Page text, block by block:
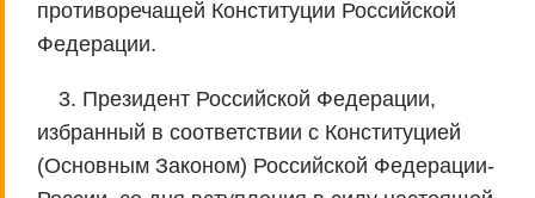
противоречащей Конституции Российской
Федерации.
3. Президент Российской Федерации,
избранный в соответствии с Конституцией
(Основным Законом) Российской Федерации-